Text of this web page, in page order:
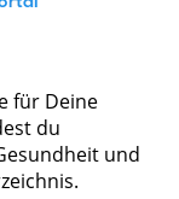
für Deine
du
und